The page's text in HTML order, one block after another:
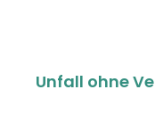
Unfall ohne